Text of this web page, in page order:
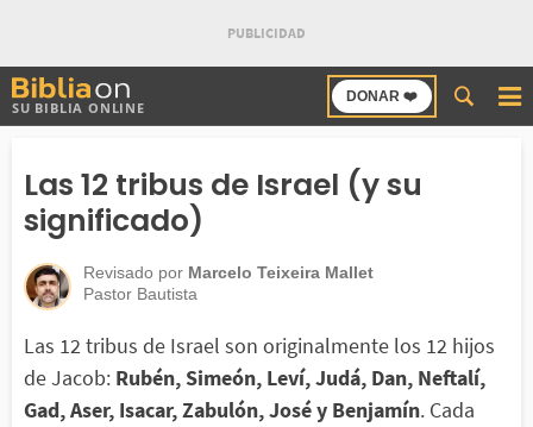
SU BIBLIA ONLINE
DONAR ❤️
Buscar
en
Las 12 tribus de Israel (y su
significado)
Revisado por Marcelo Teixeira Mallet
Pastor Bautista
Las 12 tribus de Israel son originalmente los 12 hijos
de Jacob: Rubén, Simeón, Leví, Judá, Dan, Neftalí,
Gad, Aser, Isacar, Zabulón, José y Benjamín. Cada